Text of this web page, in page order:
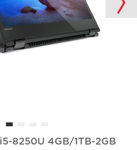
8250U 4GB/1TB-2GB